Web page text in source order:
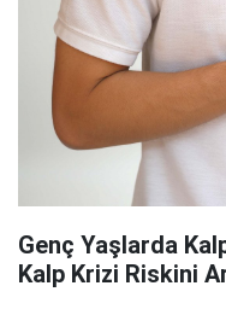
Genç Yaşlarda
Kalp Krizi Riskini